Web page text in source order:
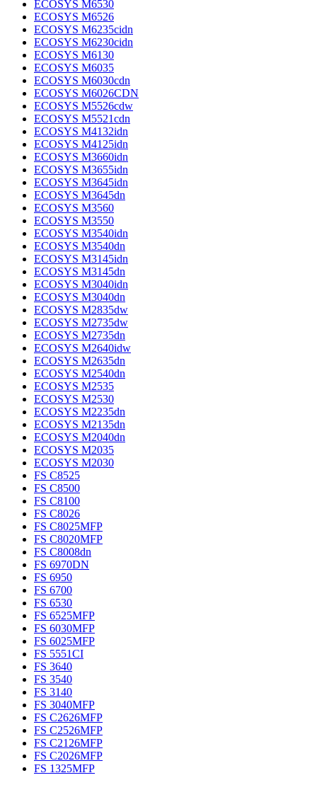
ECOSYS M6530
ECOSYS M6526
ECOSYS M6235cidn
ECOSYS M6230cidn
ECOSYS M6130
ECOSYS M6035
ECOSYS M6030cdn
ECOSYS M6026CDN
ECOSYS M5526cdw
ECOSYS M5521cdn
ECOSYS M4132idn
ECOSYS M4125idn
ECOSYS M3660idn
ECOSYS M3655idn
ECOSYS M3645idn
ECOSYS M3645dn
ECOSYS M3560
ECOSYS M3550
ECOSYS M3540idn
ECOSYS M3540dn
ECOSYS M3145idn
ECOSYS M3145dn
ECOSYS M3040idn
ECOSYS M3040dn
ECOSYS M2835dw
ECOSYS M2735dw
ECOSYS M2735dn
ECOSYS M2640idw
ECOSYS M2635dn
ECOSYS M2540dn
ECOSYS M2535
ECOSYS M2530
ECOSYS M2235dn
ECOSYS M2135dn
ECOSYS M2040dn
ECOSYS M2035
ECOSYS M2030
FS C8525
FS C8500
FS C8100
FS C8026
FS C8025MFP
FS C8020MFP
FS C8008dn
FS 6970DN
FS 6950
FS 6700
FS 6530
FS 6525MFP
FS 6030MFP
FS 6025MFP
FS 5551CI
FS 3640
FS 3540
FS 3140
FS 3040MFP
FS C2626MFP
FS C2526MFP
FS C2126MFP
FS C2026MFP
FS 1325MFP